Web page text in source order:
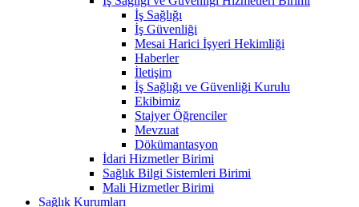
İş Sağlığı
İş Güvenliği
Mesai Harici İşyeri Hekimliği
Haberler
İletişim
İş Sağlığı ve Güvenliği Kurulu
Ekibimiz
Stajyer Öğrenciler
Mevzuat
Dökümantasyon
İdari Hizmetler Birimi
Sağlık Bilgi Sistemleri Birimi
Mali Hizmetler Birimi
Sağlık Kurumları